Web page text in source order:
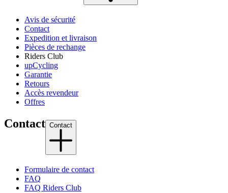
Avis de sécurité
Contact
Expedition et livraison
Pièces de rechange
Riders Club
upCycling
Garantie
Retours
Accès revendeur
Offres
Contact Contact
Formulaire de contact
FAQ
FAQ Riders Club